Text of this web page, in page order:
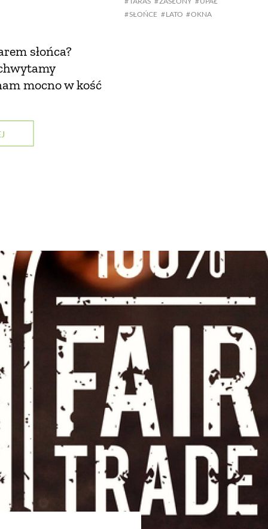
słońca?
mocno w kość
SŁOŃCE
LATO OKNA